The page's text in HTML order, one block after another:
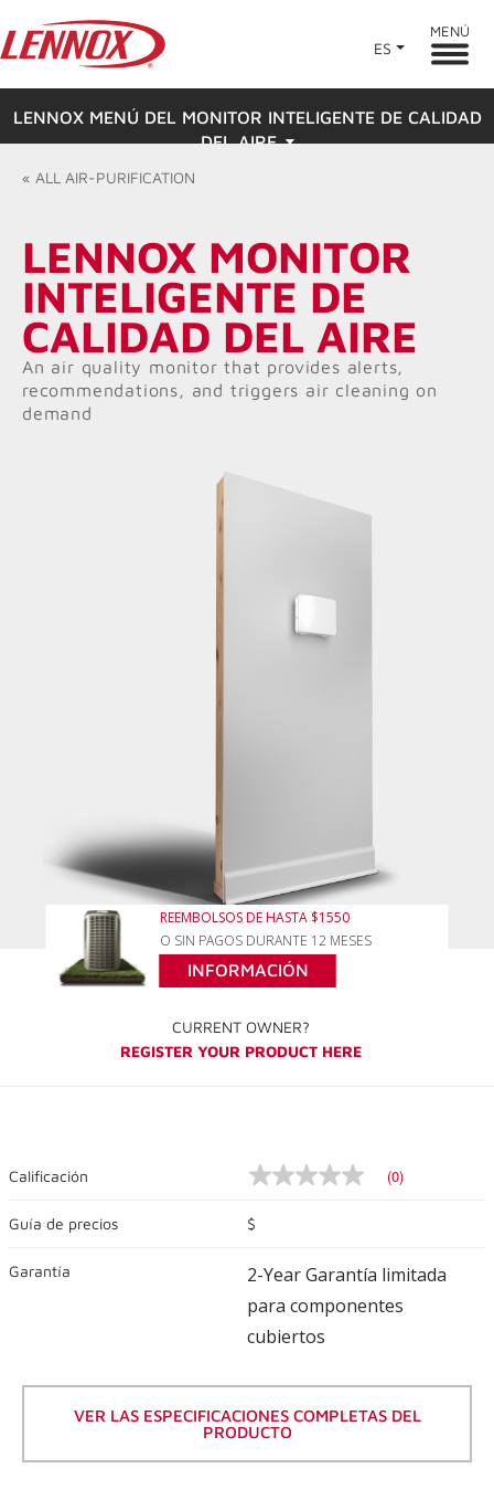
ES
MENÚ
LENNOX MENÚ DEL MONITOR INTELIGENTE DE CALIDAD
DEL AIRE
Características
Calificaciones y reseñas
Buscar un distribuidor
Recursos
« ALL AIR-PURIFICATION
LENNOX MONITOR
INTELIGENTE DE
CALIDAD DEL AIRE
An air quality monitor that provides alerts,
recommendations, and triggers air cleaning on
demand
REEMBOLSOS DE HASTA $1550
O SIN PAGOS DURANTE 12 MESES
INFORMACIÓN
CURRENT OWNER?
REGISTER YOUR PRODUCT HERE
Calificación
Sin
de
calificación
a
misma
página.
(0)
Guía de precios $
Garantía
2-Year Garantía limitada
para componentes
cubiertos
VER LAS ESPECIFICACIONES COMPLETAS DEL
PRODUCTO